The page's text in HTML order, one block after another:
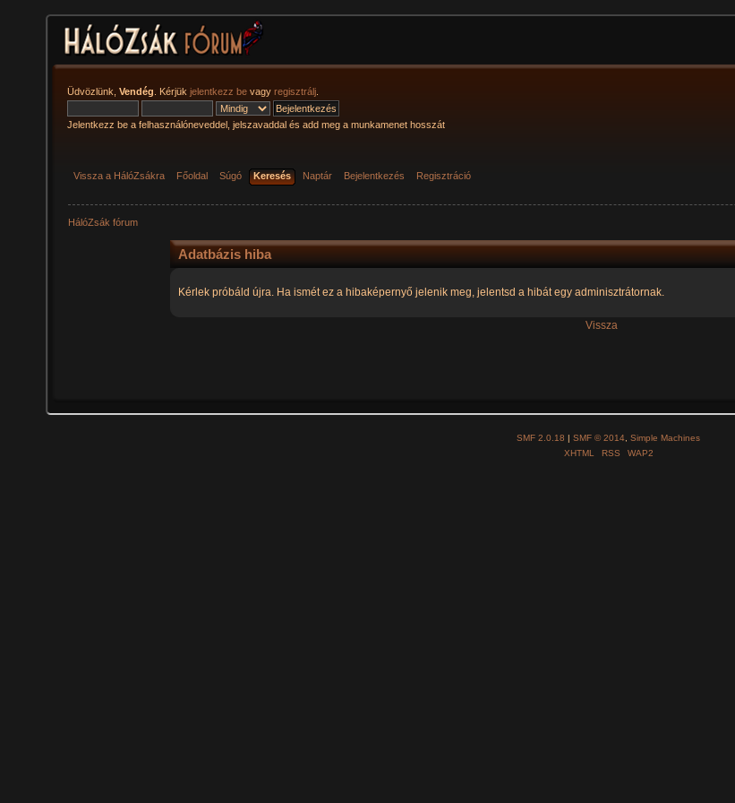
Üdvözlünk, Vendég . Kérjük jelentkezz be vagy regisztrálj
Jelentkezz be a felhasználóneveddel, jelszavaddal és add meg a munkamenet hosszát
Vissza a HálóZsákra Főoldal Súgó Keresés Naptár Bejelentkezés Regisztráció
HálóZsák fórum
Adatbázis hiba
Kérlek próbáld újra. Ha ismét ez a hibaképernyő jelenik meg, jelentsd a hibát egy adminisztrátornak.
Vissza
SMF 2.0.18 | SMF © 2014, Simple Machines
XHTML
RSS WAP2